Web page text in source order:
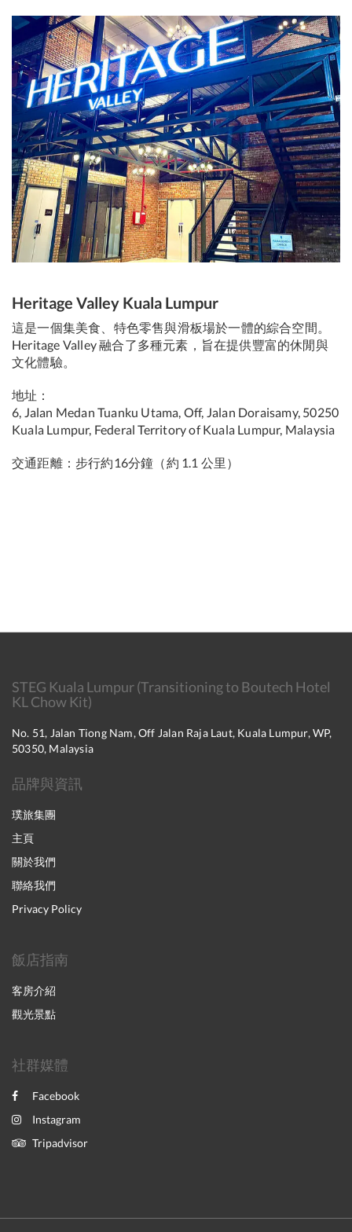
Heritage Valley Kuala Lumpur
這是一個集美食、特色零售與滑板場於一體的綜合空間。
Heritage Valley 融合了多種元素，旨在提供豐富的休閒與
文化體驗。
地址：
6, Jalan Medan Tuanku Utama, Off, Jalan Doraisamy, 50250
Kuala Lumpur, Federal Territory of Kuala Lumpur, Malaysia
交通距離：步行約16分鐘（約 1.1 公里）
STEG Kuala Lumpur (Transitioning to Boutech Hotel
KL Chow Kit)
No. 51, Jalan Tiong Nam, Off Jalan Raja Laut, Kuala Lumpur, WP,
50350, Malaysia
品牌與資訊
璞旅集團
主頁
關於我們
聯絡我們
Privacy Policy
飯店指南
客房介紹
觀光景點
社群媒體
Facebook
Instagram
Tripadvisor